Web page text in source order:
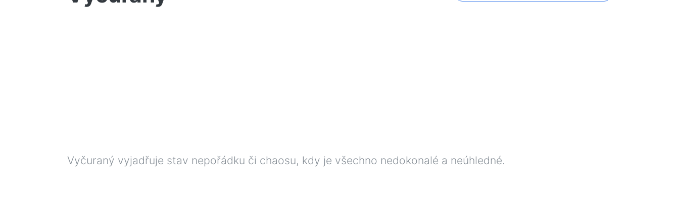
Vyčuraný vyjadřuje stav nepořádku či chaosu, kdy je všechno nedokonalé a neúhledné.